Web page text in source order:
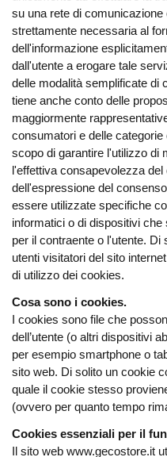
su una rete di
strettamente necessaria al
dell'informazione
dall'utente a erogare tale
delle modalità semplificate di
tiene anche conto delle
maggiormente
consumatori e delle
scopo di garantire l'utilizzo di
l'effettiva consapevolezza
dell'espressione del
essere utilizzate specifiche
informatici o di dispositivi
per il contraente o l'utente.
utenti visitatori del sito
di utilizzo dei cookies.
Cosa sono i cookies.
I cookies sono file che
dell’utente (o altri dispositivi
per esempio smartphone o
sito web. Di solito un cookie
quale il cookie stesso
(ovvero per quanto tempo
Cookies essenziali per il
Il sito web www.gecostore.it